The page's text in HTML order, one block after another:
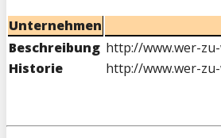
Unternehmen
Beschreibung http://www.wer-
Historie
http://www.wer-